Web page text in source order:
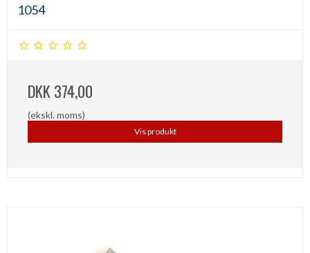
1054
DKK 374,00
(ekskl. moms)
Vis produkt